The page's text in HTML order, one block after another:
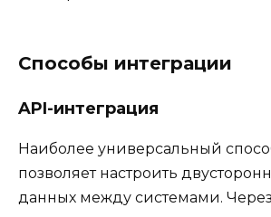
Способы интеграции
API-интеграция
Наиболее универсальный
позволяет настроить
данных между системами.